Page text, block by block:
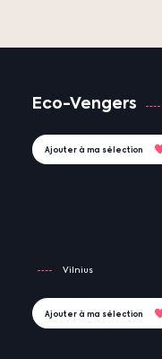
Eco-Vengers
Ajouter à ma sélection
Vilnius
Ajouter à ma sélection